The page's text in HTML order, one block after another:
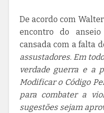
De acordo com
encontro do
cansada com a falta
assustadores. Em
verdade guerra e a
Modificar o Código
para combater a
sugestões sejam